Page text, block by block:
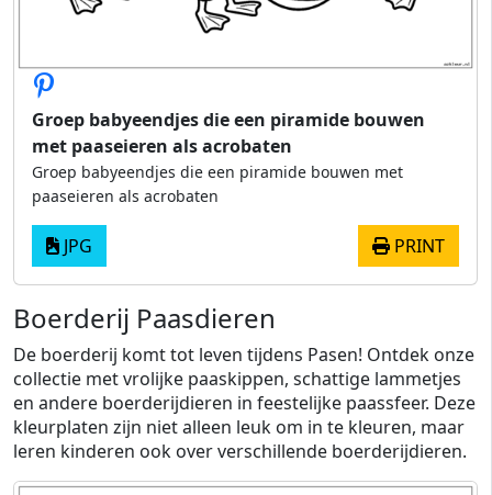
Groep babyeendjes die een piramide bouwen
met paaseieren als acrobaten
Groep babyeendjes die een piramide bouwen met
paaseieren als acrobaten
JPG PRINT
Boerderij Paasdieren
De boerderij komt tot leven tijdens Pasen! Ontdek onze
collectie met vrolijke paaskippen, schattige lammetjes
en andere boerderijdieren in feestelijke paassfeer. Deze
kleurplaten zijn niet alleen leuk om in te kleuren, maar
leren kinderen ook over verschillende boerderijdieren.